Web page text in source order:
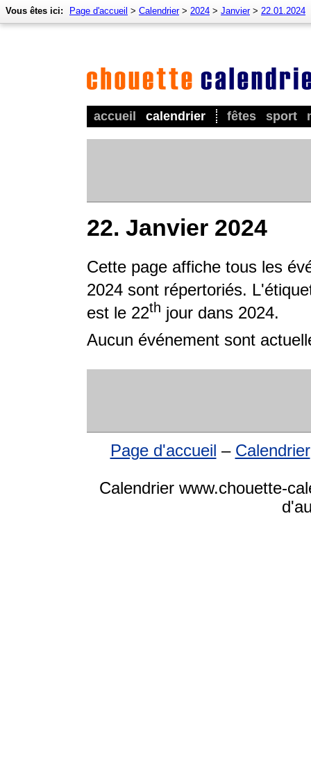
accueil calendrier fêtes sport
Vous êtes ici: Page d'accueil > Calendrier> 2024 > Janvier> 22.01.2024
22. Janvier 2024
Cette page affiche tous les
2024 sont répertoriés.
est le 22th jour dans 2024.
Aucun événement sont
Page d'accueil – Calendrier
Calendrier www.chouette-